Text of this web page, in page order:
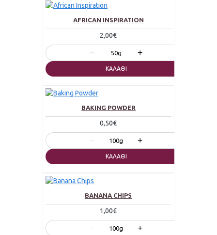
AFRICAN INSPIRATION
2,00€
− 50g +
ΚΑΛΆΘΙ
BAKING POWDER
0,50€
− 100g +
ΚΑΛΆΘΙ
BANANA CHIPS
1,00€
− 100g +